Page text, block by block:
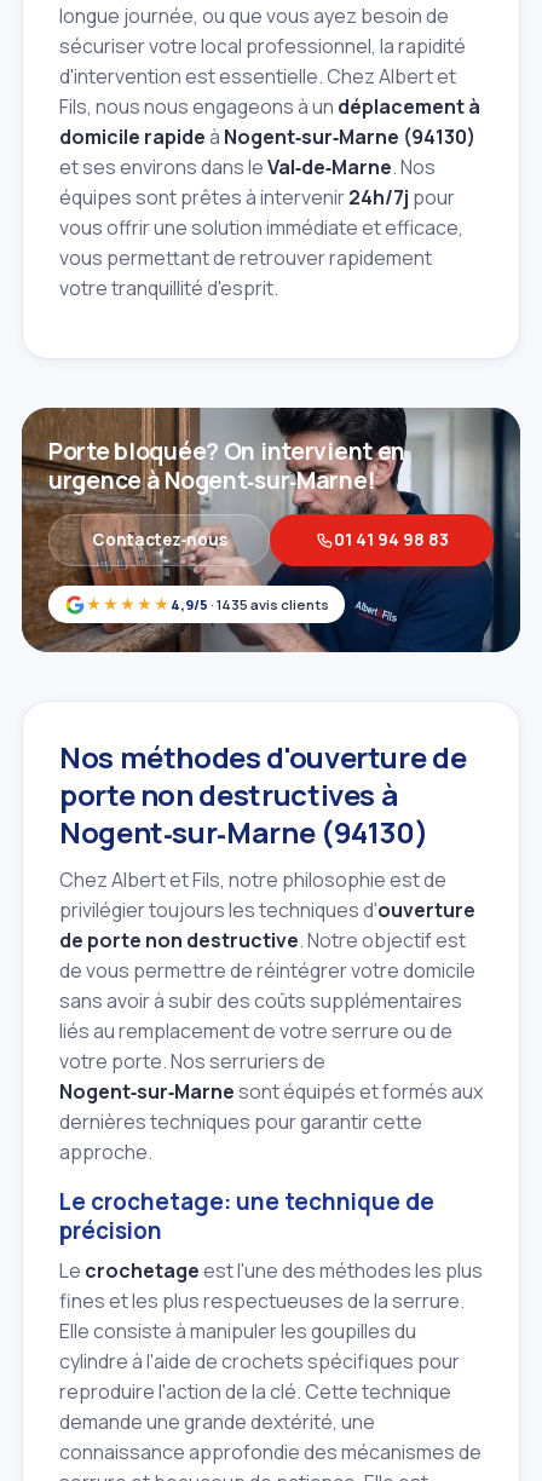
longue journée, ou que vous ayez besoin de
sécuriser votre local professionnel, la rapidité
d'intervention est essentielle. Chez Albert et
Fils, nous nous engageons à un déplacement à
domicile rapideà Nogent‑sur‑Marne (94130)
et ses environs dans leVal‑de‑Marne. Nos
équipes sont prêtes à intervenir24h/7j pour
vous offrir une solution immédiate et efficace,
vous permettant de retrouver rapidement
votre tranquillité d'esprit.
★★★★★ 4,9/5 · 1435 avis clients
Porte bloquée? On intervient en
urgence à Nogent‑sur‑Marne!
Contactez‑nous 01 41 94 98 83
Nos méthodes d'ouverture de
porte non destructives à
Nogent‑sur‑Marne (94130)
Chez Albert et Fils, notre philosophie est de
privilégier toujours les techniques d'ouverture
de porte non destructive. Notre objectif est
de vous permettre de réintégrer votre domicile
sans avoir à subir des coûts supplémentaires
liés au remplacement de votre serrure ou de
votre porte. Nos serruriers de
Nogent‑sur‑Marnesont équipés et formés aux
dernières techniques pour garantir cette
approche.
Le crochetage: une technique de
précision
Le crochetageest l'une des méthodes les plus
fines et les plus respectueuses de la serrure.
Elle consiste à manipuler les goupilles du
cylindre à l'aide de crochets spécifiques pour
reproduire l'action de la clé. Cette technique
demande une grande dextérité, une
connaissance approfondie des mécanismes de